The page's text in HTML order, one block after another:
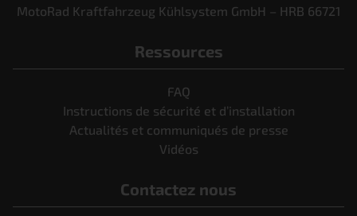
MotoRad Kraftfahrzeug Kühlsystem GmbH – HRB 66721
Ressources
FAQ
Instructions de sécurité et d’installation
Actualités et communiqués de presse
Vidéos
Contactez nous